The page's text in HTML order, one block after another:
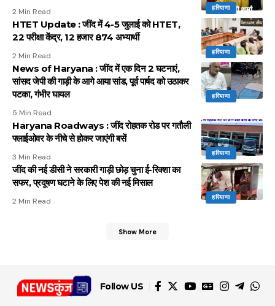
हरियाणा
2 Min Read
हरियाणा
HTET Update : जींद में 4-5 जुलाई को HTET,
22 परीक्षा केंद्र, 12 हजार 874 अभ्यार्थी
2 Min Read
हरियाणा
News of Haryana : जींद में एक दिन 2 घटनाएं,
सांसद जेपी की गाड़ी के आगे आया सांड, पूर्व पार्षद को उठाकर
पटका, गंभीर घायल
5 Min Read
हरियाणा
Haryana Roadways : जींद रोहतक रोड पर गतौली
फ्लाईओवर के नीचे से होकर जाएंगी बसें
3 Min Read
हरियाणा
जींद की नई डीसी ने सरकारी गाड़ी छोड़ चुना ई-रिक्शा का
सफर, प्रदूषण घटाने के लिए पेश की नई मिसाल
2 Min Read
Show More
Follow US